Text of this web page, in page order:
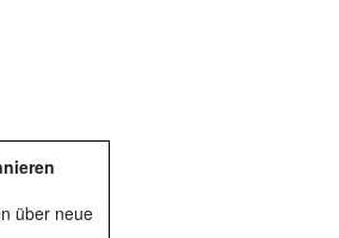
über neue